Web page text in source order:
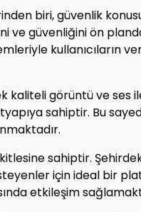
biri, güvenlik
ve güvenliğini ön
kullanıcıların
kaliteli görüntü ve ses
sahiptir. Bu
sahiptir.
için ideal bir
etkileşim